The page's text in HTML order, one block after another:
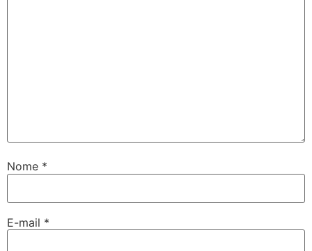
Nome *
E-mail *